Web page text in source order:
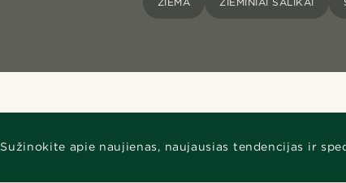
Sužinokite apie naujienas, naujausias tendencijas ir